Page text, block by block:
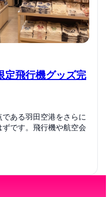
定飛行機グッズ完
ある羽田空港をさらに
です。飛行機や航空会